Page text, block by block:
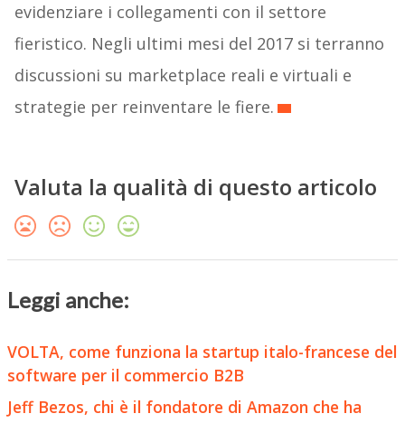
evidenziare i collegamenti con il settore
fieristico. Negli ultimi mesi del 2017 si terranno
discussioni su marketplace reali e virtuali e
strategie per reinventare le fiere.
Valuta la qualità di questo articolo
Leggi anche:
VOLTA, come funziona la startup italo-francese del
software per il commercio B2B
Jeff Bezos, chi è il fondatore di Amazon che ha